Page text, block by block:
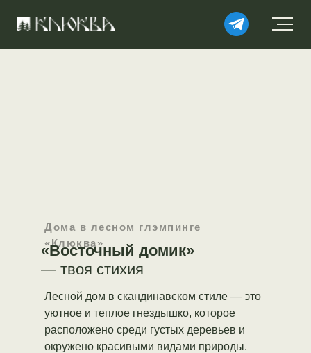
Дома в лесном глэмпинге
«Клюква»
«Восточный домик»
— твоя стихия
Лесной дом в скандинавском стиле — это
уютное и теплое гнездышко, которое
расположено среди густых деревьев и
окружено красивыми видами природы.